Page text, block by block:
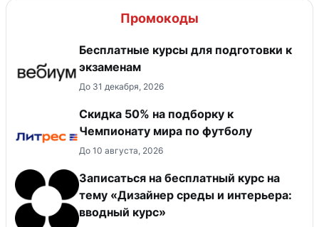
Промокоды
Бесплатные курсы для подготовки к
экзаменам
До 31 декабря, 2026
Скидка 50% на подборку к
Чемпионату мира по футболу
До 10 августа, 2026
Записаться на бесплатный курс на
тему «Дизайнер среды и интерьера:
вводный курс»